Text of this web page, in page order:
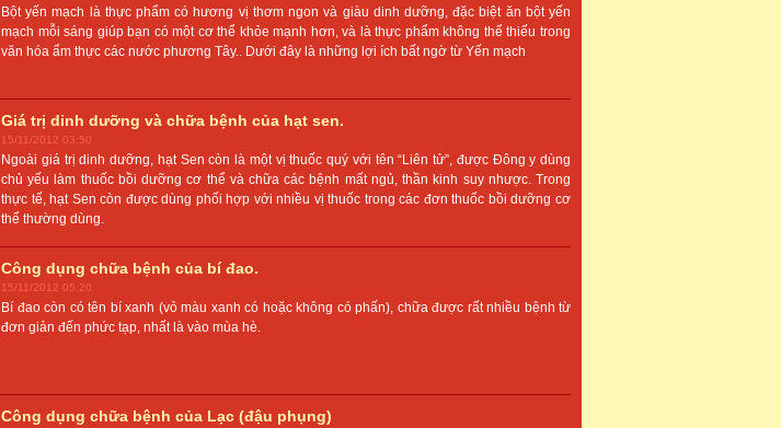
Bột yến mạch là thực phẩm có hương vị thơm ngon và giàu dinh dưỡng, đặc biệt ăn bột yến
mạch mỗi sáng giúp bạn có một cơ thể khỏe mạnh hơn, và là thực phẩm không thể thiếu trong
văn hóa ẩm thực các nước phương Tây.. Dưới đây là những lợi ích bất ngờ từ Yến mạch
Giá trị dinh dưỡng và chữa bệnh của hạt sen.
15/11/2012 03:50
Ngoài giá trị dinh dưỡng, hạt Sen còn là một vị thuốc quý với tên “Liên tử”, được Đông y dùng
chủ yếu làm thuốc bồi dưỡng cơ thể và chữa các bệnh mất ngủ, thần kinh suy nhược. Trong
thực tế, hạt Sen còn được dùng phối hợp với nhiều vị thuốc trong các đơn thuốc bồi dưỡng cơ
thể thường dùng.
Công dụng chữa bệnh của bí đao.
15/11/2012 05:20
Bí đao còn có tên bí xanh (vỏ màu xanh có hoặc không có phấn), chữa được rất nhiều bệnh từ
đơn giản đến phức tạp, nhất là vào mùa hè.
Công dụng chữa bệnh của Lạc (đậu phụng)